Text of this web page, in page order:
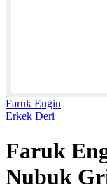
Faruk Engin
Erkek Deri
Faruk
Nubuk